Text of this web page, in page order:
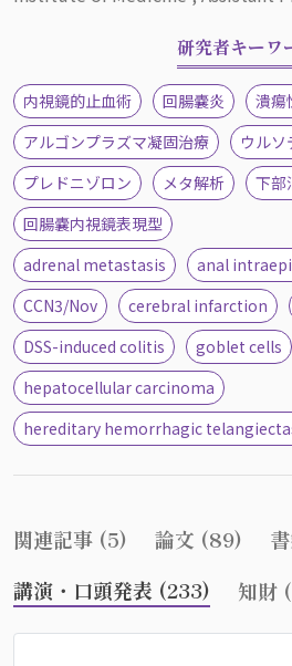
研究者キーワ
内視鏡的止血術 回腸嚢炎 潰瘍
アルゴンプラズマ凝固治療
ウル
プレドニゾロン
メタ解析
下部
回腸嚢内視鏡表現型
adrenal metastasis
anal
CCN3/Nov
cerebral infarction
DSS-induced colitis
goblet cells
hepatocellular carcinoma
hereditary hemorrhagic
関連記事 (5) 論文 (89)
講演・口頭発表 (233)
知財